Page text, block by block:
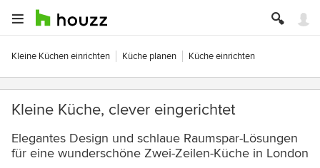
Kleine Küchen einrichten Küche planen Küche einrichten
Kleine Küche, clever eingerichtet
Elegantes Design und schlaue Raumspar-Lösungen
für eine wunderschöne Zwei-Zeilen-Küche in London